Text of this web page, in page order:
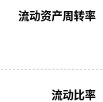
流动资产周转率
流动比率